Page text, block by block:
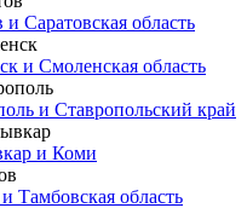
и Саратовская область
и Смоленская область
и Ставропольский край
и Коми
Тамбовская область